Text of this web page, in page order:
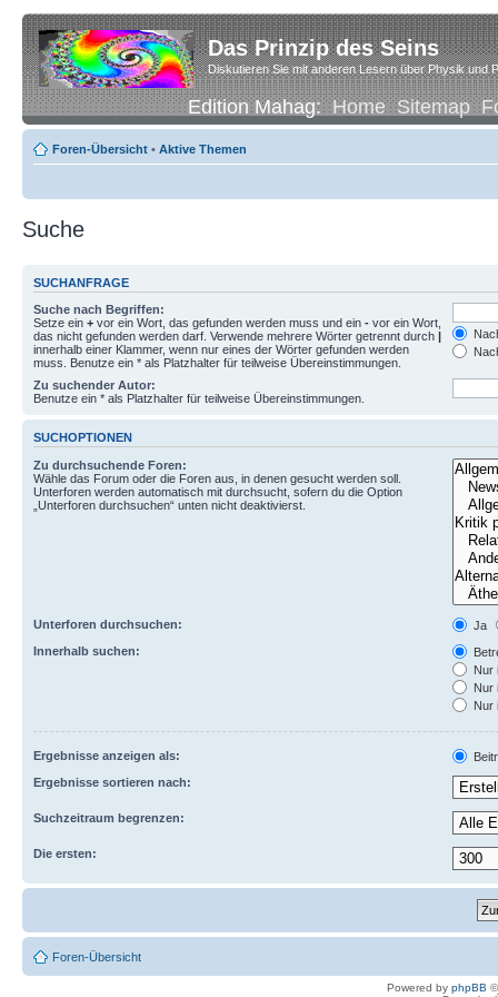
Das Prinzip des Seins
Diskutieren Sie mit anderen Lesern über Physik und
Edition Mahag:Home Sitemap
Foren-Übersicht • Aktive Themen
Suche
SUCHANFRAGE
Suche nach Begriffen:
Setze ein + vor ein Wort, das gefunden werden muss und ein - vor ein Wort,
das nicht gefunden werden darf. Verwende mehrere Wörter getrennt durch |
innerhalb einer Klammer, wenn nur eines der Wörter gefunden werden
muss. Benutze ein * als Platzhalter für teilweise Übereinstimmungen.
Zu suchender Autor:
Benutze ein * als Platzhalter für teilweise Übereinstimmungen.
SUCHOPTIONEN
Zu durchsuchende Foren:
Wähle das Forum oder die Foren aus, in denen gesucht werden soll.
Unterforen werden automatisch mit durchsucht, sofern du die Option
„Unterforen durchsuchen“ unten nicht deaktivierst.
Unterforen durchsuchen:
Ja
Innerhalb suchen:
Nur
Nur
Nur
Ergebnisse anzeigen als:
Ergebnisse sortieren nach:
Suchzeitraum begrenzen:
Die ersten:
Foren-Übersicht
Powered by phpBB